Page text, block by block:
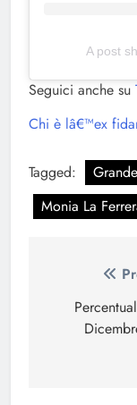
A post
Seguici anche su
Chi è lâ€™ex
Tagged:
Monia La
articoli